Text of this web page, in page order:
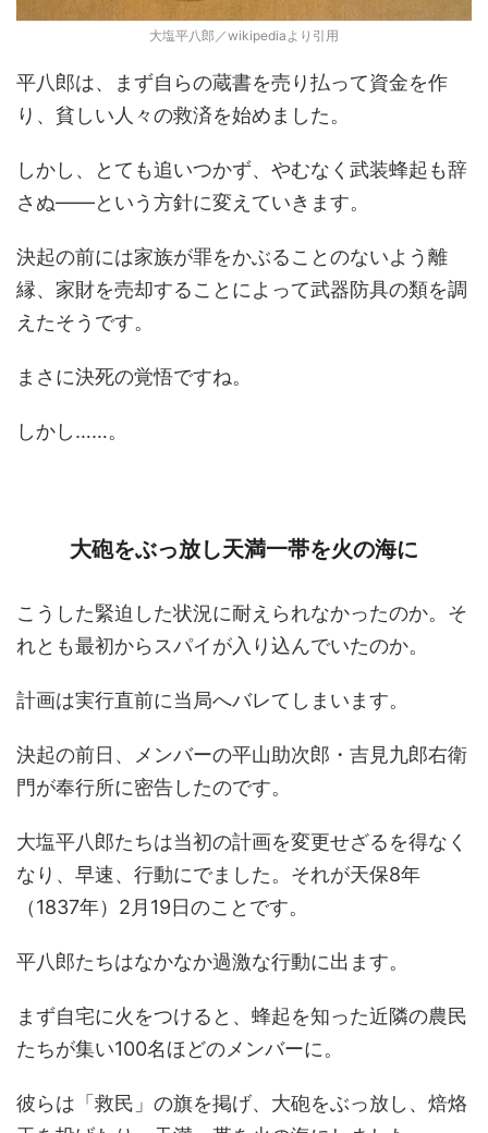
大塩平八郎／wikipediaより引用
平八郎は、まず自らの蔵書を売り払って資金を作
り、貧しい人々の救済を始めました。
しかし、とても追いつかず、やむなく武装蜂起も辞
さぬ――という方針に変えていきます。
決起の前には家族が罪をかぶることのないよう離
縁、家財を売却することによって武器防具の類を調
えたそうです。
まさに決死の覚悟ですね。
しかし……。
大砲をぶっ放し天満一帯を火の海に
こうした緊迫した状況に耐えられなかったのか。そ
れとも最初からスパイが入り込んでいたのか。
計画は実行直前に当局へバレてしまいます。
決起の前日、メンバーの平山助次郎・吉見九郎右衛
門が奉行所に密告したのです。
大塩平八郎たちは当初の計画を変更せざるを得なく
なり、早速、行動にでました。それが天保8年
（1837年）2月19日のことです。
平八郎たちはなかなか過激な行動に出ます。
まず自宅に火をつけると、蜂起を知った近隣の農民
たちが集い100名ほどのメンバーに。
彼らは「救民」の旗を掲げ、大砲をぶっ放し、焙烙